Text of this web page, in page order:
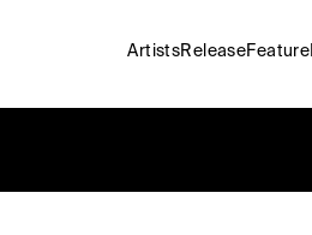
ArtistsReleaseFeature